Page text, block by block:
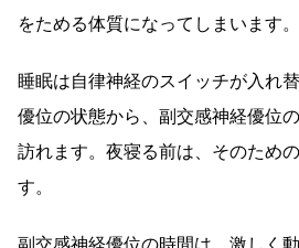
をためる体質になってしまいます。
睡眠は自律神経のスイッチが入れ
優位の状態から、副交感神経優位
訪れます。夜寝る前は、そのため
す。
副交感神経優位の時間は、激しく